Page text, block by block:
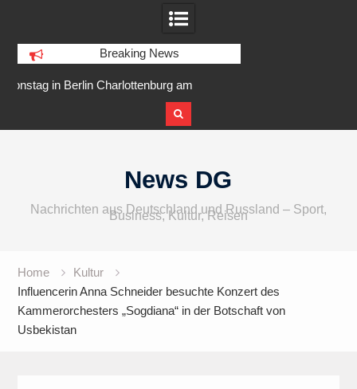
Breaking News
IFA 2026 Audio wird größer,
internationaler und vielfältiger
News DG
Nachrichten aus Deutschland und Russland – Sport,
Business, Kultur, Reisen
Home
Kultur
Influencerin Anna Schneider besuchte Konzert des
Kammerorchesters „Sogdiana“ in der Botschaft von
Usbekistan